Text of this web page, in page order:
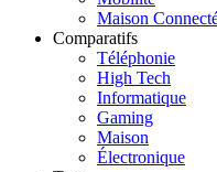
Maison
Comparatifs
Téléphonie
High Tech
Informatique
Gaming
Maison
Électronique